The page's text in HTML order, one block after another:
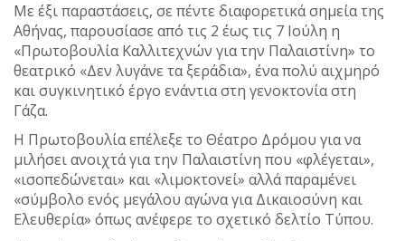
Με έξι παραστάσεις, σε πέντε διαφορετικά σημεία της
Αθήνας, παρουσίασε από τις 2 έως τις 7 Ιούλη η
«Πρωτοβουλία Καλλιτεχνών για την Παλαιστίνη» το
θεατρικό «Δεν λυγάνε τα ξεράδια», ένα πολύ αιχμηρό
και συγκινητικό έργο ενάντια στη γενοκτονία στη
Γάζα.
Η Πρωτοβουλία επέλεξε το Θέατρο Δρόμου για να
μιλήσει ανοιχτά για την Παλαιστίνη που «φλέγεται»,
«ισοπεδώνεται» και «λιμοκτονεί» αλλά παραμένει
«σύμβολο ενός μεγάλου αγώνα για Δικαιοσύνη και
Ελευθερία» όπως ανέφερε το σχετικό δελτίο Τύπου.